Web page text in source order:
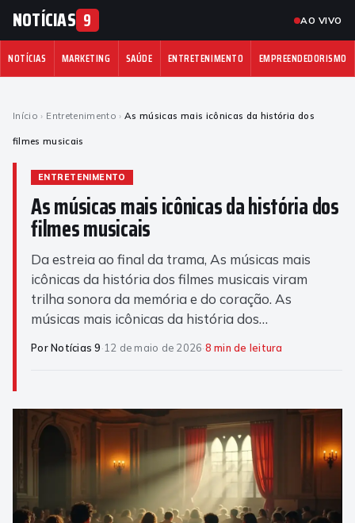
NOTÍCIAS 9 AO VIVO
NOTÍCIAS MARKETING SAÚDE ENTRETENIMENTO EMPREENDEDORISMO
Início › Entretenimento › As músicas mais icônicas da história dos
filmes musicais
ENTRETENIMENTO
As músicas mais icônicas da história dos
filmes musicais
Da estreia ao final da trama, As músicas mais
icônicas da história dos filmes musicais viram
trilha sonora da memória e do coração. As
músicas mais icônicas da história dos…
Por Notícias 9·12 de maio de 2026·8 min de leitura